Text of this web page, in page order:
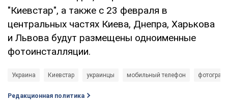
"Киевстар", а также с 23 февраля в
центральных частях Киева, Днепра, Харькова
и Львова будут размещены одноименные
фотоинсталляции.
Украина Киевстар украинцы мобильный телефон
Редакционная политика